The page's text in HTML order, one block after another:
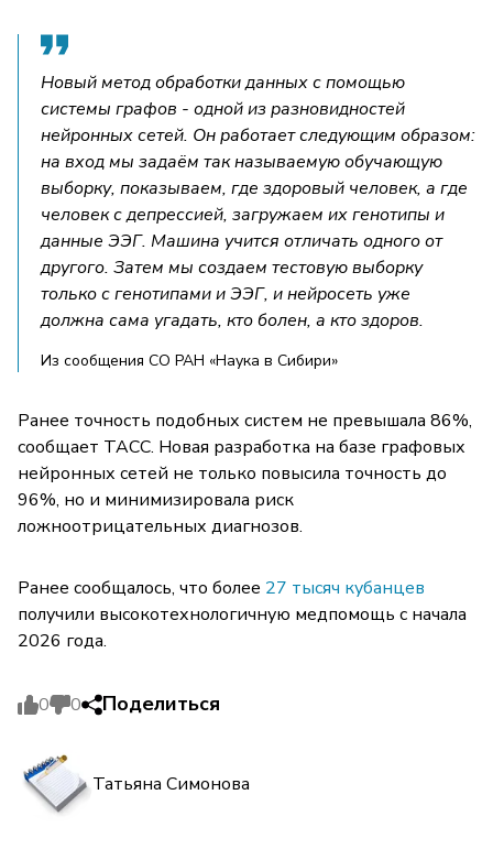
Новый метод обработки данных с помощью
системы графов - одной из разновидностей
нейронных сетей. Он работает следующим образом:
на вход мы задаём так называемую обучающую
выборку, показываем, где здоровый человек, а где
человек с депрессией, загружаем их генотипы и
данные ЭЭГ. Машина учится отличать одного от
другого. Затем мы создаем тестовую выборку
только с генотипами и ЭЭГ, и нейросеть уже
должна сама угадать, кто болен, а кто здоров.
Из сообщения СО РАН «Наука в Сибири»
Ранее точность подобных систем не превышала 86%,
сообщает ТАСС. Новая разработка на базе графовых
нейронных сетей не только повысила точность до
96%, но и минимизировала риск
ложноотрицательных диагнозов.
Ранее сообщалось, что более 27 тысяч кубанцев
получили высокотехнологичную медпомощь с начала
2026 года.
0 0 Поделиться
Татьяна Симонова